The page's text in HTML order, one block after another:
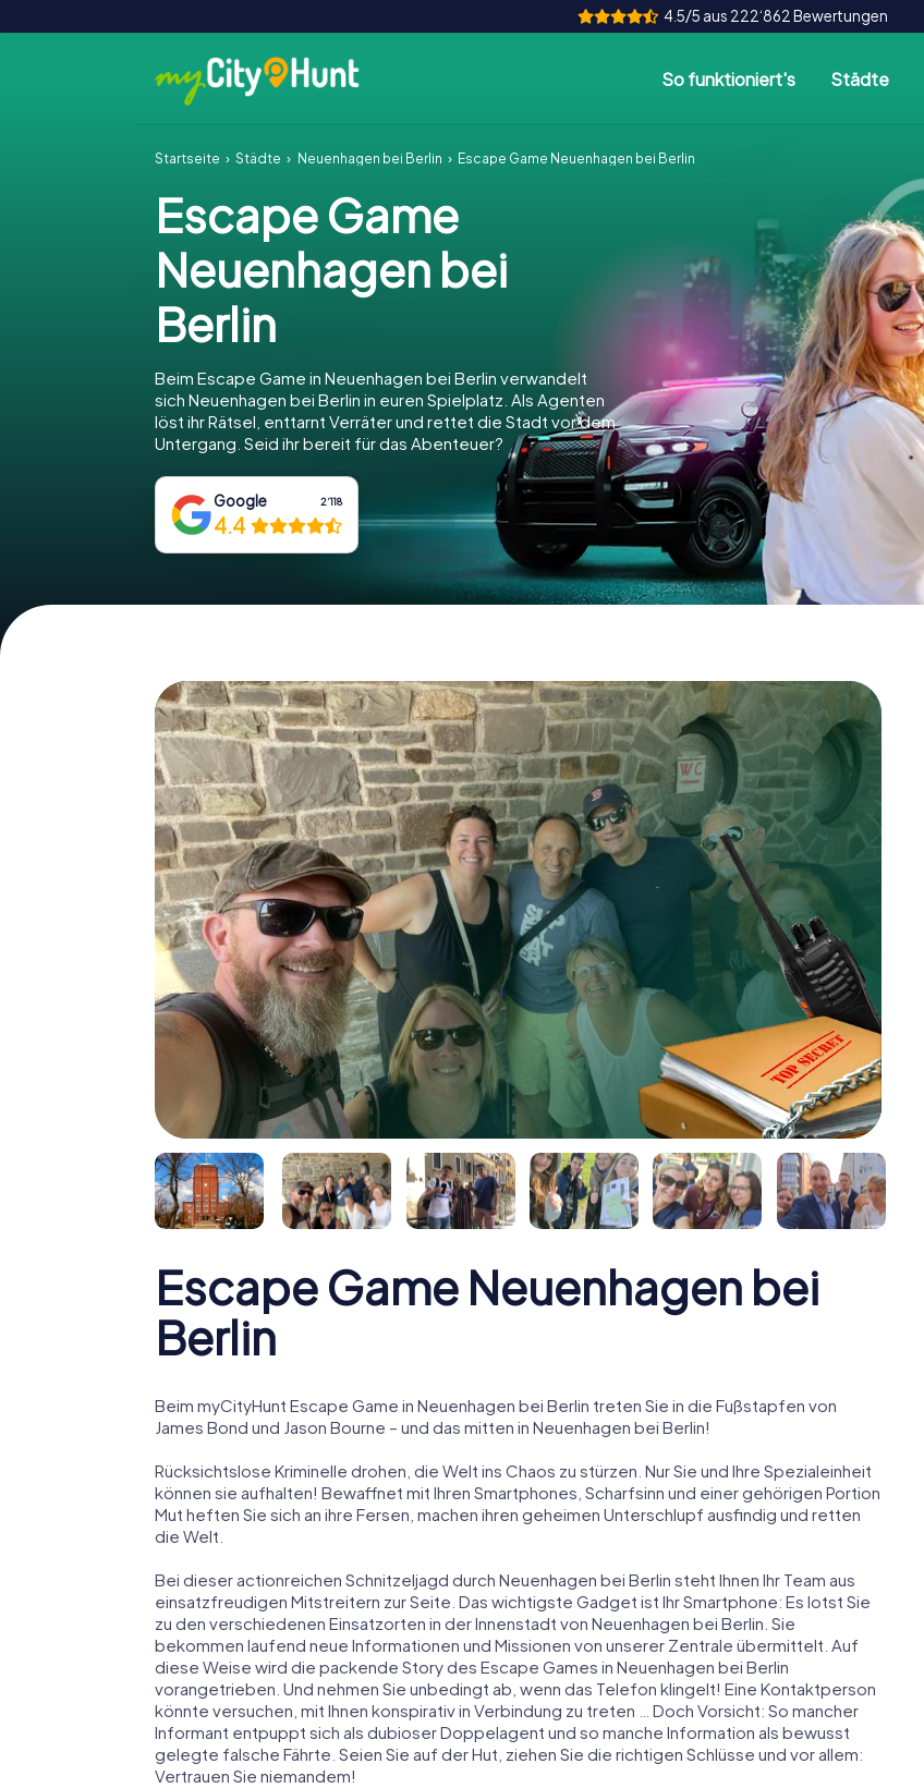
4.5/5 aus 222‘862 Bewertungen
So funktioniert's Städte
Startseite Städte Neuenhagen bei Berlin Escape Game Neuenhagen bei Berlin
Escape Game
Neuenhagen bei
Berlin
Beim Escape Game in Neuenhagen bei Berlin verwandelt
sich Neuenhagen bei Berlin in euren Spielplatz. Als Agenten
löst ihr Rätsel, enttarnt Verräter und rettet die Stadt vor dem
Untergang. Seid ihr bereit für das Abenteuer?
Google 2‘118
4.4
Escape Game Neuenhagen bei
Berlin
Beim myCityHunt Escape Game in Neuenhagen bei Berlin treten Sie in die Fußstapfen von
James Bond und Jason Bourne – und das mitten in Neuenhagen bei Berlin!
Rücksichtslose Kriminelle drohen, die Welt ins Chaos zu stürzen. Nur Sie und Ihre Spezialeinheit
können sie aufhalten! Bewaffnet mit Ihren Smartphones, Scharfsinn und einer gehörigen Portion
Mut heften Sie sich an ihre Fersen, machen ihren geheimen Unterschlupf ausfindig und retten
die Welt.
Bei dieser actionreichen Schnitzeljagd durch Neuenhagen bei Berlin steht Ihnen Ihr Team aus
einsatzfreudigen Mitstreitern zur Seite. Das wichtigste Gadget ist Ihr Smartphone: Es lotst Sie
zu den verschiedenen Einsatzorten in der Innenstadt von Neuenhagen bei Berlin. Sie
bekommen laufend neue Informationen und Missionen von unserer Zentrale übermittelt. Auf
diese Weise wird die packende Story des Escape Games in Neuenhagen bei Berlin
vorangetrieben. Und nehmen Sie unbedingt ab, wenn das Telefon klingelt! Eine Kontaktperson
könnte versuchen, mit Ihnen konspirativ in Verbindung zu treten … Doch Vorsicht: So mancher
Informant entpuppt sich als dubioser Doppelagent und so manche Information als bewusst
gelegte falsche Fährte. Seien Sie auf der Hut, ziehen Sie die richtigen Schlüsse und vor allem:
Vertrauen Sie niemandem!